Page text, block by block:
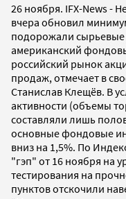
26 ноября. IFX-News -
вчера обновил
подорожали сырьевые
американский
российский рынок
продаж, отмечает в
Станислав Клещёв. В
активности (объемы
составляли лишь
основные фондовые
вниз на 1,5%. По
"гэп" от 16 ноября на
тестирования на
пунктов отскочили